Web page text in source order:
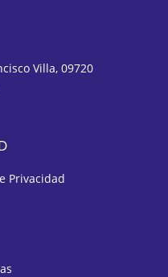
Villa, 09720
Privacidad